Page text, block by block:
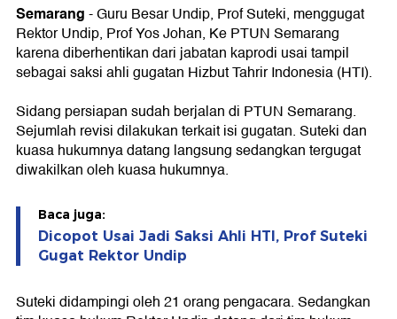
Semarang-Guru Besar Undip, Prof Suteki, menggugat
Rektor Undip, Prof Yos Johan, Ke PTUN Semarang
karena diberhentikan dari jabatan kaprodi usai tampil
sebagai saksi ahli gugatan Hizbut Tahrir Indonesia (HTI).
Sidang persiapan sudah berjalan di PTUN Semarang.
Sejumlah revisi dilakukan terkait isi gugatan. Suteki dan
kuasa hukumnya datang langsung sedangkan tergugat
diwakilkan oleh kuasa hukumnya.
Baca juga:
Dicopot Usai Jadi Saksi Ahli HTI, Prof Suteki
Gugat Rektor Undip
Suteki didampingi oleh 21 orang pengacara. Sedangkan